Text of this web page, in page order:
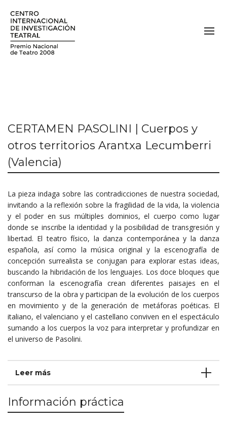
CERTAMEN PASOLINI | Cuerpos y
otros territorios Arantxa Lecumberri
(Valencia)
La pieza indaga sobre las contradicciones de nuestra sociedad,
invitando a la reflexión sobre la fragilidad de la vida, la violencia
y el poder en sus múltiples dominios, el cuerpo como lugar
donde se inscribe la identidad y la posibilidad de transgresión y
libertad. El teatro físico, la danza contemporánea y la danza
española, así como la música original y la escenografía de
concepción surrealista se conjugan para explorar estas ideas,
buscando la hibridación de los lenguajes. Los doce bloques que
conforman la escenografía crean diferentes paisajes en el
transcurso de la obra y participan de la evolución de los cuerpos
en movimiento y de la generación de metáforas poéticas. El
italiano, el valenciano y el castellano conviven en el espectáculo
sumando a los cuerpos la voz para interpretar y profundizar en
el universo de Pasolini.
Leer más
Información práctica